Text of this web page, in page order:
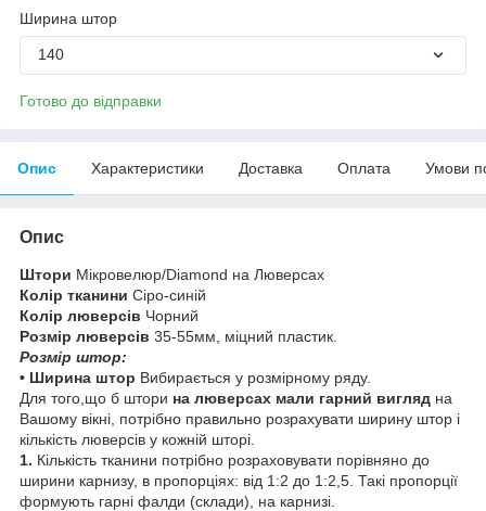
Ширина штор
140
Готово до відправки
Опис Характеристики Доставка Оплата Умови
Опис
Штори Мікровелюр/Diamond на Люверсах
Колір тканини Сіро-синій
Колір люверсів Чорний
Розмір люверсів 35-55мм, міцний пластик.
Розмір штор:
• Ширина штор Вибирається у розмірному ряду.
Для того,що б штори на люверсах мали гарний вигляд на
Вашому вікні, потрібно правильно розрахувати ширину штор і
кількість люверсів у кожній шторі.
1. Кількість тканини потрібно розраховувати порівняно до
ширини карнизу, в пропорціях: від 1:2 до 1:2,5. Такі пропорції
формують гарні фалди (склади), на карнизі.